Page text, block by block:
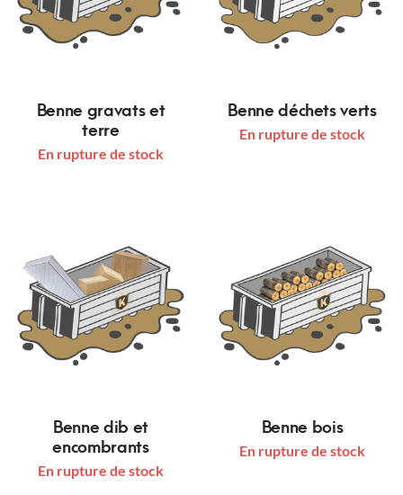
Benne gravats et
terre
En rupture de stock
Benne déchets verts
En rupture de stock
Benne dib et
encombrants
En rupture de stock
Benne bois
En rupture de stock